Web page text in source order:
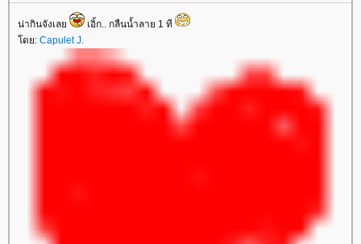
น่ากินจังเล
เอิ้ก.. กลืนน้ำลาย 1 ที
ดย: Capulet J.